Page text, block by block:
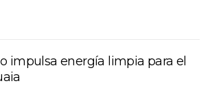
impulsa energía limpia para el